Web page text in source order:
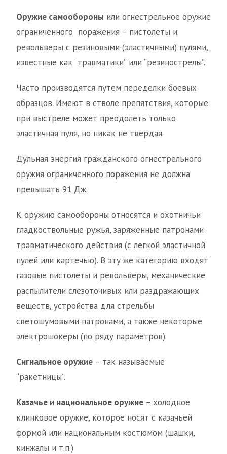
Оружие самообороны или огнестрельное оружие
ограниченного поражения – пистолеты и
револьверы с резиновыми (эластичными) пулями,
известные как “травматики” или “резинострелы”.
Часто производятся путем переделки боевых
образцов. Имеют в стволе препятствия, которые
при выстреле может преодолеть только
эластичная пуля, но никак не твердая.
Дульная энергия гражданского огнестрельного
оружия ограниченного поражения не должна
превышать 91 Дж.
К оружию самообороны относятся и охотничьи
гладкоствольные ружья, заряженные патронами
травматического действия (с легкой эластичной
пулей или картечью). В эту же категорию входят
газовые пистолеты и револьверы, механические
распылители слезоточивых или раздражающих
веществ, устройства для стрельбы
светошумовыми патронами, а также некоторые
электрошокеры (по ряду параметров).
Сигнальное оружие – так называемые
“ракетницы”.
Казачье и национальное оружие – холодное
клинковое оружие, которое носят с казачьей
формой или национальным костюмом (шашки,
кинжалы и т.п.)